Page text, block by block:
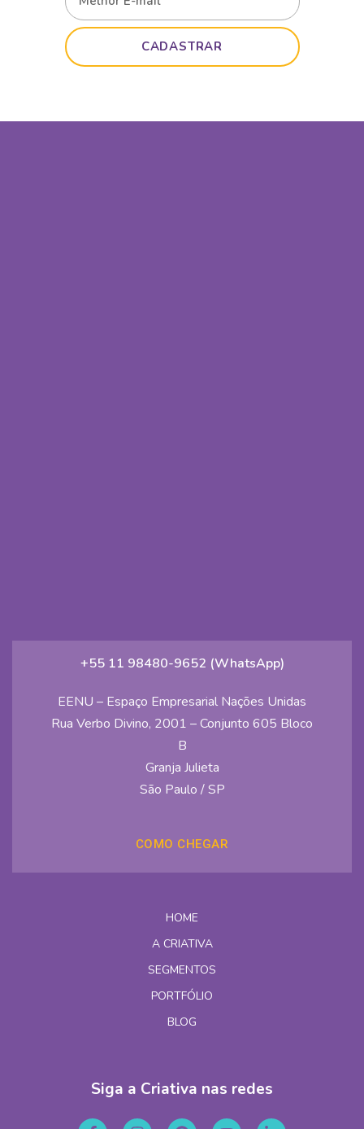
CADASTRAR
+55 11 98480-9652 (WhatsApp)
EENU – Espaço Empresarial Nações Unidas
Rua Verbo Divino, 2001 – Conjunto 605 Bloco
B
Granja Julieta
São Paulo / SP
COMO CHEGAR
HOME
A CRIATIVA
SEGMENTOS
PORTFÓLIO
BLOG
Siga a Criativa nas redes